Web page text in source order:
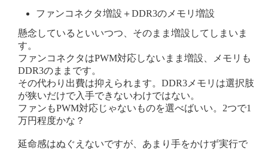
ファンコネクタ増設＋DDR3のメモリ増設
懸念しているといいつつ、そのまま増設してしまいま
す。
ファンコネクタはPWM対応しないまま増設、メモリも
DDR3のままです。
その代わり出費は抑えられます。DDR3メモリは選択肢
が狭いだけで入手できないわけではない。
ファンもPWM対応じゃないものを選べばいい。2つで1
万円程度かな？
延命感はぬぐえないですが、あまり手をかけず実行で